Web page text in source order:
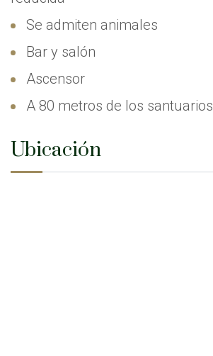
Se admiten animales
Bar y salón
Ascensor
A 80 metros de los santuarios
Ubicación